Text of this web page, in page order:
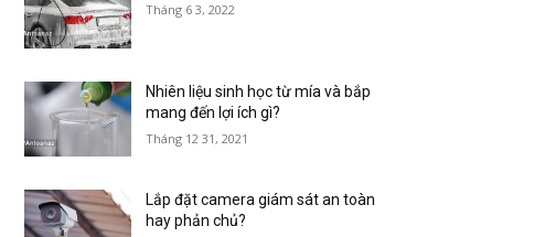
Tháng 6 3, 2022
Nhiên liệu sinh học từ mía và bắp
mang đến lợi ích gì?
Tháng 12 31, 2021
Lắp đặt camera giám sát an toàn
hay phản chủ?